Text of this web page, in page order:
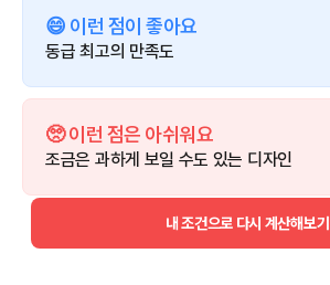
😄 이런 점이 좋아요
동급 최고의 만족도
🥺 이런 점은 아쉬워요
조금은 과하게 보일 수도 있는 디자인
내 조건으로 다시 계산해보기